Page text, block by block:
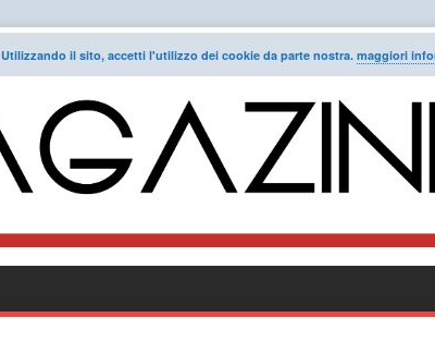
Utilizzando il sito, accetti l'utilizzo dei cookie da parte nostra. maggiori